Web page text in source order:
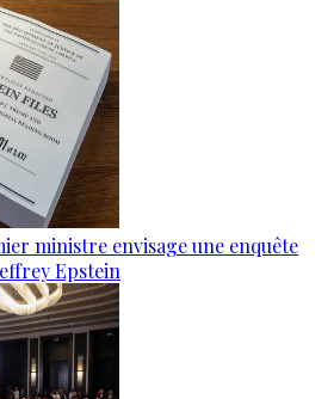
ministre envisage une enquête
Epstein